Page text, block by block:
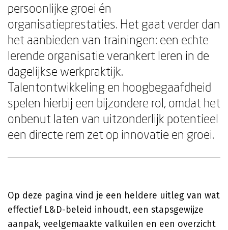
persoonlijke groei én
organisatieprestaties. Het gaat verder dan
het aanbieden van trainingen: een echte
lerende organisatie verankert leren in de
dagelijkse werkpraktijk.
Talentontwikkeling en hoogbegaafdheid
spelen hierbij een bijzondere rol, omdat het
onbenut laten van uitzonderlijk potentieel
een directe rem zet op innovatie en groei.
Op deze pagina vind je een heldere uitleg van wat
effectief L&D-beleid inhoudt, een stapsgewijze
aanpak, veelgemaakte valkuilen en een overzicht